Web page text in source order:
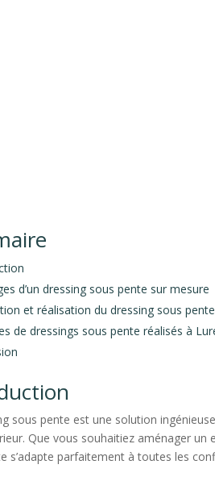
d’un dressing sous pente sur mesure
et réalisation du dressing sous
de dressings sous pente réalisés à
sous pente est une solution
Que vous souhaitiez aménager un
s’adapte parfaitement à toutes les